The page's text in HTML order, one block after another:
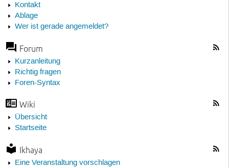
Kontakt
Ablage
Wer ist gerade angemeldet?
Forum
Kurzanleitung
Richtig fragen
Foren-Syntax
Wiki
Übersicht
Startseite
Ikhaya
Eine Veranstaltung vorschlagen